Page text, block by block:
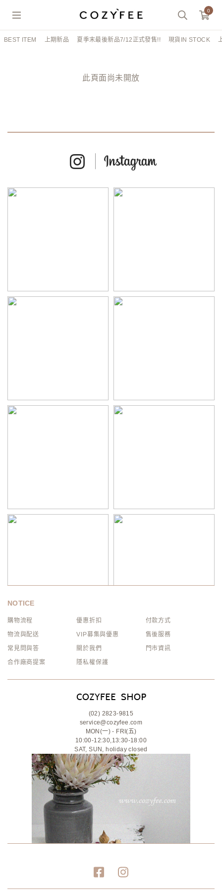
0
BEST ITEM 上期新品 夏季末最後新品7/12正式發售!! 現貨IN STOCK
此頁面尚未開放
NOTICE
購物流程 優惠折扣
付款方式
物流與配送
VIP募集與優惠
售後服務
常見問與答
關於我們
門市資訊
合作廠商提案
隱私權保護
(02) 2823-9815
service@cozyfee.com
MON(一) - FRI(五)
10:00-12:30,13:30-18:00
SAT, SUN, holiday closed